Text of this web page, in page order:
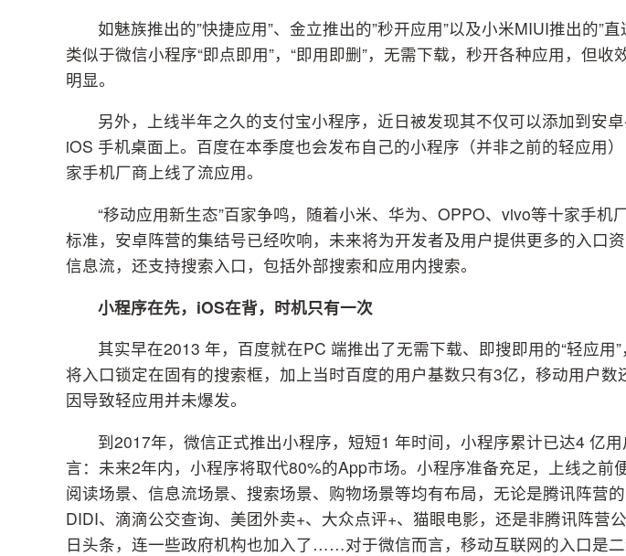
如魅族推出的”快捷应用”、金立推出的”秒开应用”以及小米MIUI推出的”
类似于微信小程序“即点即用”，“即用即删”，无需下载，秒开各种应用，但收
明显。
另外，上线半年之久的支付宝小程序，近日被发现其不仅可以添加到安
iOS 手机桌面上。百度在本季度也会发布自己的小程序（并非之前的轻应用
家手机厂商上线了流应用。
“移动应用新生态”百家争鸣，随着小米、华为、OPPO、vivo等十家手机
标准，安卓阵营的集结号已经吹响，未来将为开发者及用户提供更多的入口
信息流，还支持搜索入口，包括外部搜索和应用内搜索。
小程序在先，iOS在背，时机只有一次
其实早在2013 年，百度就在PC 端推出了无需下载、即搜即用的“轻应用”
将入口锁定在固有的搜索框，加上当时百度的用户基数只有3亿，移动用户数
因导致轻应用并未爆发。
到2017年，微信正式推出小程序，短短1 年时间，小程序累计已达4 亿用
言：未来2年内，小程序将取代80%的App市场。小程序准备充足，上线之前
阅读场景、信息流场景、搜索场景、购物场景等均有布局，无论是腾讯阵营
DIDI、滴滴公交查询、美团外卖+、大众点评+、猫眼电影，还是非腾讯阵营
日头条，连一些政府机构也加入了……对于微信而言，移动互联网的入口是